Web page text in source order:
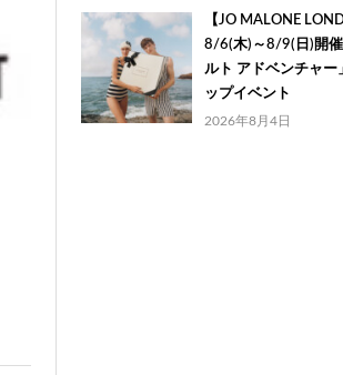
【JO MALONE
8/6(木)～8/9(日)開催
ルト アドベンチャー
ップイベント
2026年8月4日